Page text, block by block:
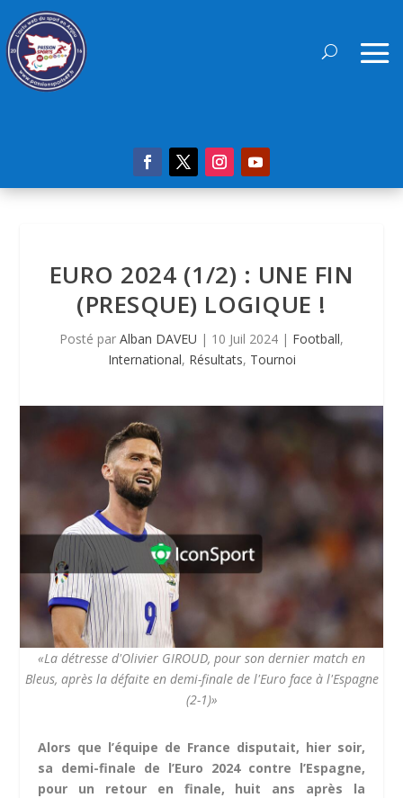
EURO 2024 (1/2) : UNE FIN
(PRESQUE) LOGIQUE !
Posté par Alban DAVEU | 10 Juil 2024 | Football,
International, Résultats, Tournoi
«La détresse d'Olivier GIROUD, pour son dernier match en
Bleus, après la défaite en demi-finale de l'Euro face à l'Espagne
(2-1)»
Alors que l’équipe de France disputait, hier soir,
sa demi-finale de l’Euro 2024 contre l’Espagne,
pour un retour en finale, huit ans après la